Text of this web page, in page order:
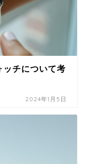
ッチについて考
2024年1月5日